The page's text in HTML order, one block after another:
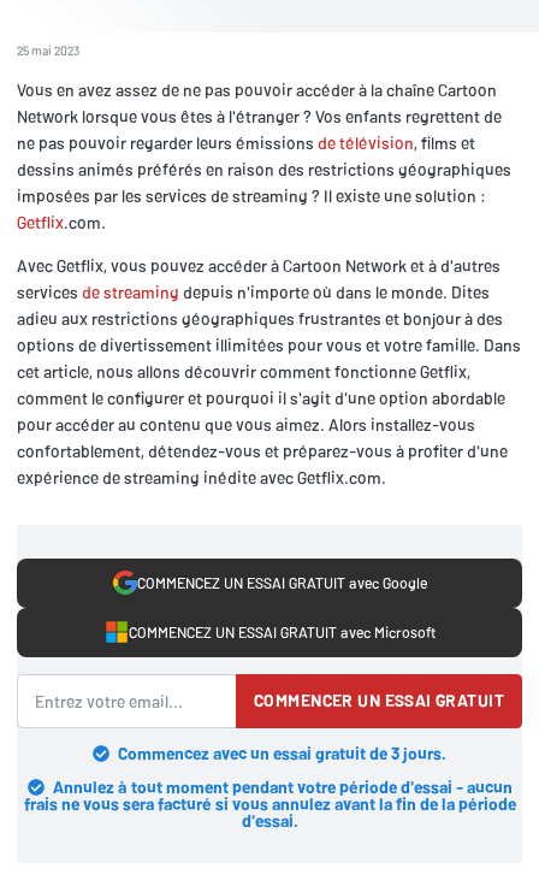
25 mai 2023
Vous en avez assez de ne pas pouvoir accéder à la chaîne Cartoon
Network lorsque vous êtes à l'étranger ? Vos enfants regrettent de
ne pas pouvoir regarder leurs émissions de télévision, films et
dessins animés préférés en raison des restrictions géographiques
imposées par les services de streaming ? Il existe une solution :
Getflix.com.
Avec Getflix, vous pouvez accéder à Cartoon Network et à d'autres
services de streaming depuis n'importe où dans le monde. Dites
adieu aux restrictions géographiques frustrantes et bonjour à des
options de divertissement illimitées pour vous et votre famille. Dans
cet article, nous allons découvrir comment fonctionne Getflix,
comment le configurer et pourquoi il s'agit d'une option abordable
pour accéder au contenu que vous aimez. Alors installez-vous
confortablement, détendez-vous et préparez-vous à profiter d'une
expérience de streaming inédite avec Getflix.com.
COMMENCEZ UN ESSAI GRATUIT avec Google
COMMENCEZ UN ESSAI GRATUIT avec Microsoft
COMMENCER UN ESSAI GRATUIT
Commencez avec un essai gratuit de 3 jours.
Annulez à tout moment pendant votre période d'essai - aucun
frais ne vous sera facturé si vous annulez avant la fin de la période
d'essai.